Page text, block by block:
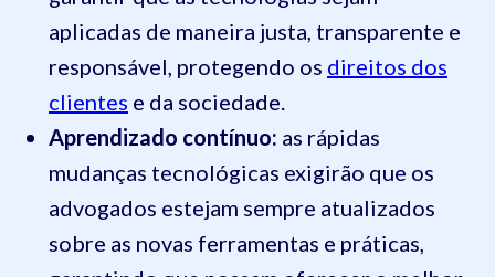
aplicadas de maneira justa, transparente e
responsável, protegendo os direitos dos
clientes e da sociedade.
Aprendizado contínuo: as rápidas
mudanças tecnológicas exigirão que os
advogados estejam sempre atualizados
sobre as novas ferramentas e práticas,